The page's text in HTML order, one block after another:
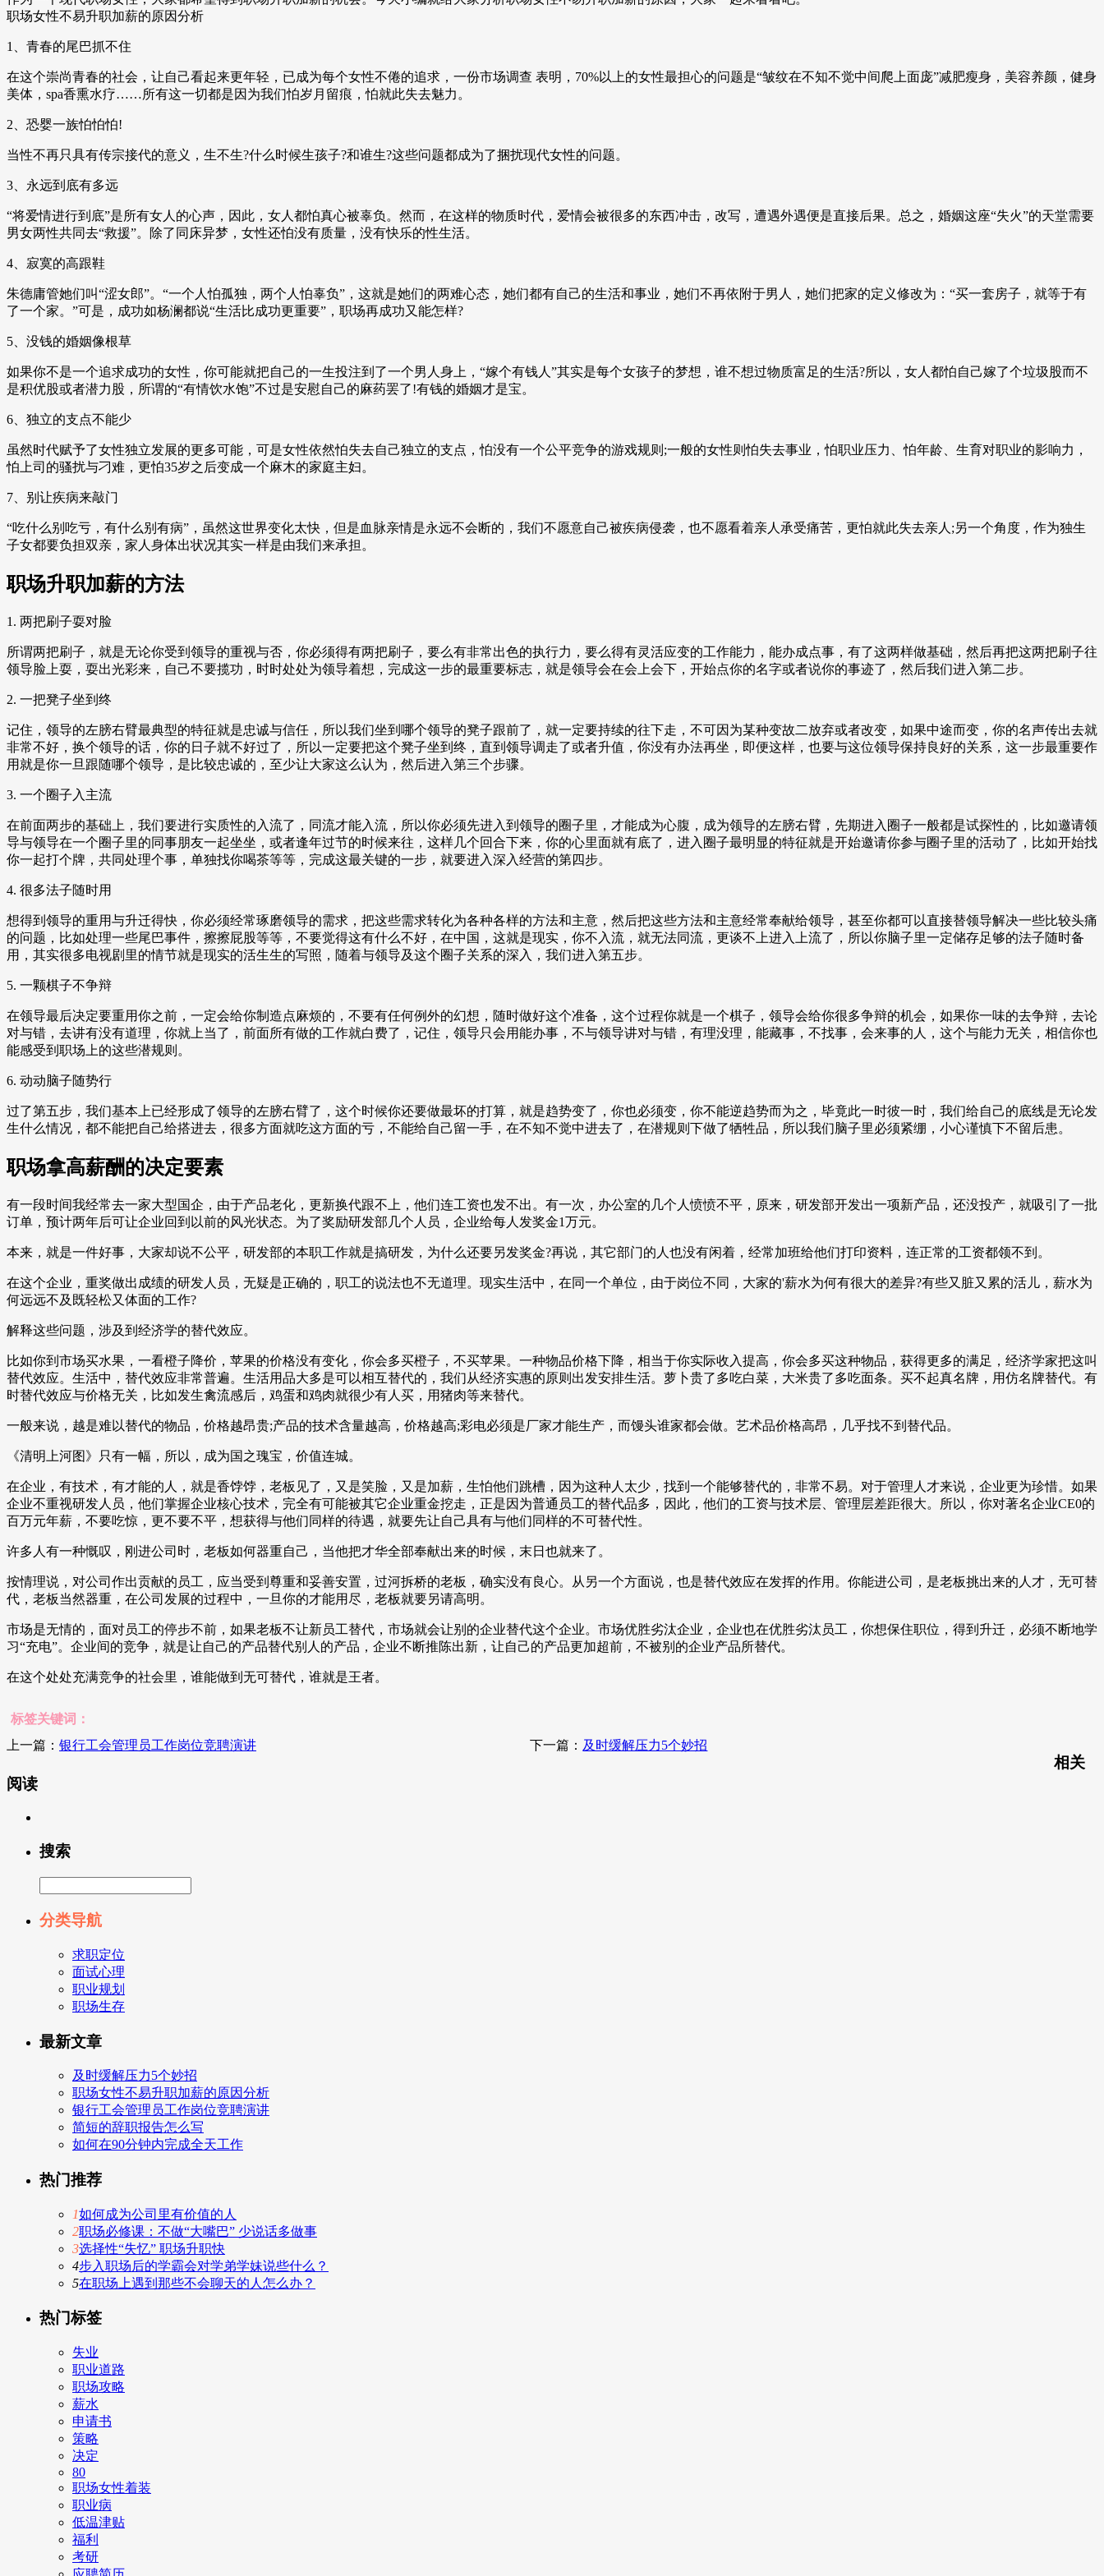
职场女性不易升职加薪的原因分析
1、青春的尾巴抓不住
在这个崇尚青春的社会，让自己看起来更年轻，已成为每个女性不倦的追求，一份市场调查 表明，70%以上的女性最担心的问题是“皱纹在不知不觉中间爬上面庞”减肥瘦身，美容养颜，健身
美体，spa香熏水疗……所有这一切都是因为我们怕岁月留痕，怕就此失去魅力。
2、恐婴一族怕怕怕!
当性不再只具有传宗接代的意义，生不生?什么时候生孩子?和谁生?这些问题都成为了捆扰现代女性的问题。
3、永远到底有多远
“将爱情进行到底”是所有女人的心声，因此，女人都怕真心被辜负。然而，在这样的物质时代，爱情会被很多的东西冲击，改写，遭遇外遇便是直接后果。总之，婚姻这座“失火”的天堂需要
男女两性共同去“救援”。除了同床异梦，女性还怕没有质量，没有快乐的性生活。
4、寂寞的高跟鞋
朱德庸管她们叫“涩女郎”。“一个人怕孤独，两个人怕辜负”，这就是她们的两难心态，她们都有自己的生活和事业，她们不再依附于男人，她们把家的定义修改为：“买一套房子，就等于有
了一个家。”可是，成功如杨澜都说“生活比成功更重要”，职场再成功又能怎样?
5、没钱的婚姻像根草
如果你不是一个追求成功的女性，你可能就把自己的一生投注到了一个男人身上，“嫁个有钱人”其实是每个女孩子的梦想，谁不想过物质富足的生活?所以，女人都怕自己嫁了个垃圾股而不
是积优股或者潜力股，所谓的“有情饮水饱”不过是安慰自己的麻药罢了!有钱的婚姻才是宝。
6、独立的支点不能少
虽然时代赋予了女性独立发展的更多可能，可是女性依然怕失去自己独立的支点，怕没有一个公平竞争的游戏规则;一般的女性则怕失去事业，怕职业压力、怕年龄、生育对职业的影响力，
怕上司的骚扰与刁难，更怕35岁之后变成一个麻木的家庭主妇。
7、别让疾病来敲门
“吃什么别吃亏，有什么别有病”，虽然这世界变化太快，但是血脉亲情是永远不会断的，我们不愿意自己被疾病侵袭，也不愿看着亲人承受痛苦，更怕就此失去亲人;另一个角度，作为独生
子女都要负担双亲，家人身体出状况其实一样是由我们来承担。
职场升职加薪的方法
1. 两把刷子耍对脸
所谓两把刷子，就是无论你受到领导的重视与否，你必须得有两把刷子，要么有非常出色的执行力，要么得有灵活应变的工作能力，能办成点事，有了这两样做基础，然后再把这两把刷子往
领导脸上耍，耍出光彩来，自己不要揽功，时时处处为领导着想，完成这一步的最重要标志，就是领导会在会上会下，开始点你的名字或者说你的事迹了，然后我们进入第二步。
2. 一把凳子坐到终
记住，领导的左膀右臂最典型的特征就是忠诚与信任，所以我们坐到哪个领导的凳子跟前了，就一定要持续的往下走，不可因为某种变故二放弃或者改变，如果中途而变，你的名声传出去就
非常不好，换个领导的话，你的日子就不好过了，所以一定要把这个凳子坐到终，直到领导调走了或者升值，你没有办法再坐，即便这样，也要与这位领导保持良好的关系，这一步最重要作
用就是你一旦跟随哪个领导，是比较忠诚的，至少让大家这么认为，然后进入第三个步骤。
3. 一个圈子入主流
在前面两步的基础上，我们要进行实质性的入流了，同流才能入流，所以你必须先进入到领导的圈子里，才能成为心腹，成为领导的左膀右臂，先期进入圈子一般都是试探性的，比如邀请领
导与领导在一个圈子里的同事朋友一起坐坐，或者逢年过节的时候来往，这样几个回合下来，你的心里面就有底了，进入圈子最明显的特征就是开始邀请你参与圈子里的活动了，比如开始找
你一起打个牌，共同处理个事，单独找你喝茶等等，完成这最关键的一步，就要进入深入经营的第四步。
4. 很多法子随时用
想得到领导的重用与升迁得快，你必须经常琢磨领导的需求，把这些需求转化为各种各样的方法和主意，然后把这些方法和主意经常奉献给领导，甚至你都可以直接替领导解决一些比较头痛
的问题，比如处理一些尾巴事件，擦擦屁股等等，不要觉得这有什么不好，在中国，这就是现实，你不入流，就无法同流，更谈不上进入上流了，所以你脑子里一定储存足够的法子随时备
用，其实很多电视剧里的情节就是现实的活生生的写照，随着与领导及这个圈子关系的深入，我们进入第五步。
5. 一颗棋子不争辩
在领导最后决定要重用你之前，一定会给你制造点麻烦的，不要有任何例外的幻想，随时做好这个准备，这个过程你就是一个棋子，领导会给你很多争辩的机会，如果你一味的去争辩，去论
对与错，去讲有没有道理，你就上当了，前面所有做的工作就白费了，记住，领导只会用能办事，不与领导讲对与错，有理没理，能藏事，不找事，会来事的人，这个与能力无关，相信你也
能感受到职场上的这些潜规则。
6. 动动脑子随势行
过了第五步，我们基本上已经形成了领导的左膀右臂了，这个时候你还要做最坏的打算，就是趋势变了，你也必须变，你不能逆趋势而为之，毕竟此一时彼一时，我们给自己的底线是无论发
生什么情况，都不能把自己给搭进去，很多方面就吃这方面的亏，不能给自己留一手，在不知不觉中进去了，在潜规则下做了牺牲品，所以我们脑子里必须紧绷，小心谨慎下不留后患。
职场拿高薪酬的决定要素
有一段时间我经常去一家大型国企，由于产品老化，更新换代跟不上，他们连工资也发不出。有一次，办公室的几个人愤愤不平，原来，研发部开发出一项新产品，还没投产，就吸引了一批
订单，预计两年后可让企业回到以前的风光状态。为了奖励研发部几个人员，企业给每人发奖金1万元。
本来，就是一件好事，大家却说不公平，研发部的本职工作就是搞研发，为什么还要另发奖金?再说，其它部门的人也没有闲着，经常加班给他们打印资料，连正常的工资都领不到。
在这个企业，重奖做出成绩的研发人员，无疑是正确的，职工的说法也不无道理。现实生活中，在同一个单位，由于岗位不同，大家的'薪水为何有很大的差异?有些又脏又累的活儿，薪水为
何远远不及既轻松又体面的工作?
解释这些问题，涉及到经济学的替代效应。
比如你到市场买水果，一看橙子降价，苹果的价格没有变化，你会多买橙子，不买苹果。一种物品价格下降，相当于你实际收入提高，你会多买这种物品，获得更多的满足，经济学家把这叫
替代效应。生活中，替代效应非常普遍。生活用品大多是可以相互替代的，我们从经济实惠的原则出发安排生活。萝卜贵了多吃白菜，大米贵了多吃面条。买不起真名牌，用仿名牌替代。有
时替代效应与价格无关，比如发生禽流感后，鸡蛋和鸡肉就很少有人买，用猪肉等来替代。
一般来说，越是难以替代的物品，价格越昂贵;产品的技术含量越高，价格越高;彩电必须是厂家才能生产，而馒头谁家都会做。艺术品价格高昂，几乎找不到替代品。
《清明上河图》只有一幅，所以，成为国之瑰宝，价值连城。
在企业，有技术，有才能的人，就是香饽饽，老板见了，又是笑脸，又是加薪，生怕他们跳槽，因为这种人太少，找到一个能够替代的，非常不易。对于管理人才来说，企业更为珍惜。如果
企业不重视研发人员，他们掌握企业核心技术，完全有可能被其它企业重金挖走，正是因为普通员工的替代品多，因此，他们的工资与技术层、管理层差距很大。所以，你对著名企业CE0的
百万元年薪，不要吃惊，更不要不平，想获得与他们同样的待遇，就要先让自己具有与他们同样的不可替代性。
许多人有一种慨叹，刚进公司时，老板如何器重自己，当他把才华全部奉献出来的时候，末日也就来了。
按情理说，对公司作出贡献的员工，应当受到尊重和妥善安置，过河拆桥的老板，确实没有良心。从另一个方面说，也是替代效应在发挥的作用。你能进公司，是老板挑出来的人才，无可替
代，老板当然器重，在公司发展的过程中，一旦你的才能用尽，老板就要另请高明。
市场是无情的，面对员工的停步不前，如果老板不让新员工替代，市场就会让别的企业替代这个企业。市场优胜劣汰企业，企业也在优胜劣汰员工，你想保住职位，得到升迁，必须不断地学
习“充电”。企业间的竞争，就是让自己的产品替代别人的产品，企业不断推陈出新，让自己的产品更加超前，不被别的企业产品所替代。
在这个处处充满竞争的社会里，谁能做到无可替代，谁就是王者。
标签关键词：
上一篇： 银行工会管理员工作岗位竞聘演讲 下一篇： 及时缓解压力5个妙招
相关
阅读
搜索
分类导航
求职定位
面试心理
职业规划
职场生存
最新文章
及时缓解压力5个妙招
职场女性不易升职加薪的原因分析
银行工会管理员工作岗位竞聘演讲
简短的辞职报告怎么写
如何在90分钟内完成全天工作
热门推荐
1如何成为公司里有价值的人
2职场必修课：不做“大嘴巴” 少说话多做事
3选择性“失忆” 职场升职快
4步入职场后的学霸会对学弟学妹说些什么？
5在职场上遇到那些不会聊天的人怎么办？
热门标签
失业
职业道路
职场攻略
薪水
申请书
策略
决定
80
职场女性着装
职业病
低温津贴
福利
考研